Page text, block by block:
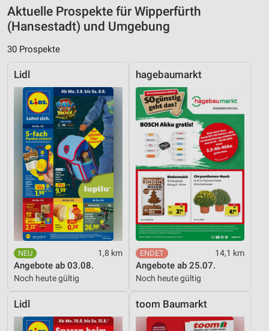
Aktuelle Prospekte für Wipperfürth
(Hansestadt) und Umgebung
30 Prospekte
Lidl
1,8 km
Angebote ab 03.08.
Noch heute gültig
hagebaumarkt
14,1 km
Angebote ab 25.07.
Noch heute gültig
Lidl toom Baumarkt